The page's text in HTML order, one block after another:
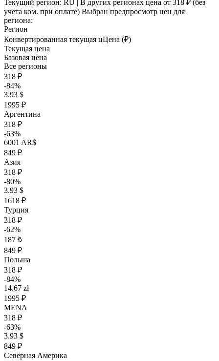
Текущий регион: RU | В других регионах цена от 318 ₽ (без
учета ком. при оплате) Выбран предпросмотр цен для
региона:
Регион
Конвертированная текущая цЦена (₽)
Текущая цена
Базовая цена
Все регионы
318 ₽
-84%
3.93 $
1995 ₽
Аргентина
318 ₽
-63%
6001 AR$
849 ₽
Азия
318 ₽
-80%
3.93 $
1618 ₽
Турция
318 ₽
-62%
187 ₺
849 ₽
Польша
318 ₽
-84%
14.67 zł
1995 ₽
MENA
318 ₽
-63%
3.93 $
849 ₽
Северная Америка